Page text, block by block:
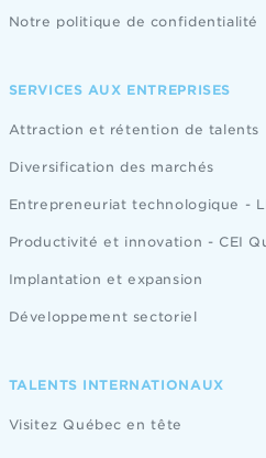
Notre politique de confidentialité
SERVICES AUX ENTREPRISES
Attraction et rétention de talents
Diversification des marchés
Entrepreneuriat technologique -
Productivité et innovation - CEI
Implantation et expansion
Développement sectoriel
TALENTS INTERNATIONAUX
Visitez Québec en tête